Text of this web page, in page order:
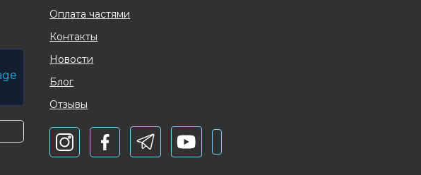
Оплата частями
Контакты
Новости
Блог
Отзывы